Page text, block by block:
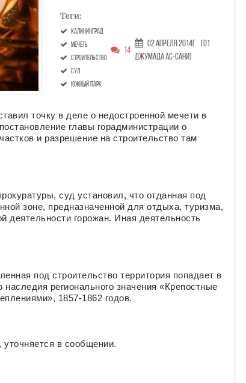
Теги:
Калининград
мечеть
строительство
суд
Южный парк
14
02 Апреля 2014г. (01
Джумада ас-сани)
точку в деле о недостроенной мечети в
главы горадминистрации о
и разрешение на строительство там
суд установил, что отданная под
зоне, предназначенной для отдыха, туризма,
деятельности горожан. Иная деятельность
под строительство территория попадает в
регионального значения «Крепостные
1857-1862 годов.
в сообщении.